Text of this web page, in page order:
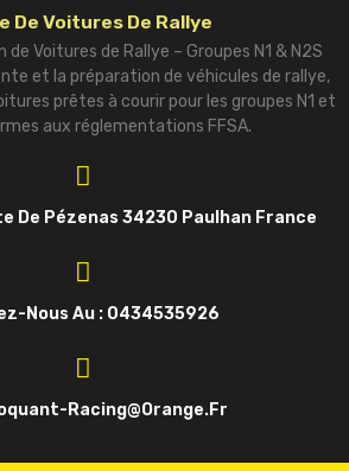
De Voitures De Rallye
Voitures de Rallye – Groupes N1 & N2S
et la préparation de véhicules de rallye,
prêtes à courir pour les groupes N1 et
aux réglementations FFSA.
De Pézenas 34230 Paulhan France
Nous Au : 0434535926
Racing@orange.fr